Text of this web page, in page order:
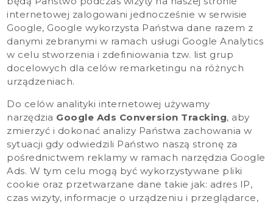
internetowej zalogowani jednocześnie w serwisie
Google, Google wykorzysta Państwa dane razem z
danymi zebranymi w ramach usługi Google Analytics
w celu stworzenia i zdefiniowania tzw. list grup
docelowych dla celów remarketingu na różnych
urządzeniach.
Do celów analityki internetowej używamy
narzędzia Google Ads Conversion Tracking, aby
zmierzyć i dokonać analizy Państwa zachowania w
sytuacji gdy odwiedzili Państwo naszą stronę za
pośrednictwem reklamy w ramach narzędzia Google
Ads. W tym celu mogą być wykorzystywane pliki
cookie oraz przetwarzane dane takie jak: adres IP,
czas wizyty, informacje o urządzeniu i przeglądarce,